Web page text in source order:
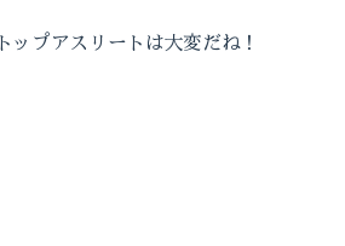
プアスリートは大変だね！